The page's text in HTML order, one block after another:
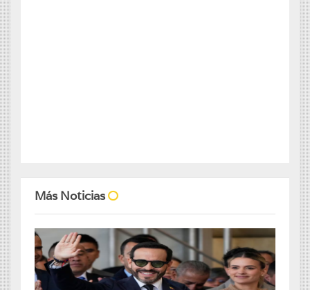
Más Noticias